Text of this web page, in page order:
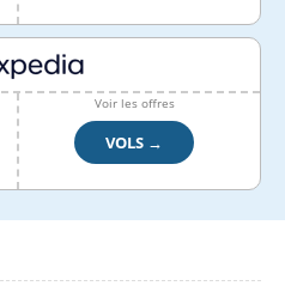
Voir les offres
VOLS →